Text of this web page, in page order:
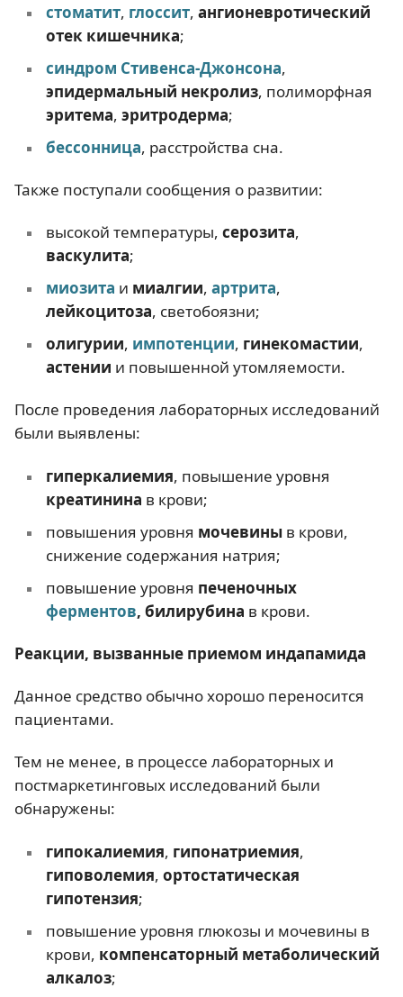
стоматит, глоссит, ангионевротический
отек кишечника;
синдром Стивенса-Джонсона,
эпидермальный некролиз, полиморфная
эритема, эритродерма;
бессонница, расстройства сна.
Также поступали сообщения о развитии:
высокой температуры, серозита,
васкулита;
миозита и миалгии, артрита,
лейкоцитоза, светобоязни;
олигурии, импотенции, гинекомастии,
астении и повышенной утомляемости.
После проведения лабораторных исследований
были выявлены:
гиперкалиемия, повышение уровня
креатинина в крови;
повышения уровня мочевиныв крови,
снижение содержания натрия;
повышение уровня печеночных
ферментов, билирубина в крови.
Реакции, вызванные приемом индапамида
Данное средство обычно хорошо переносится
пациентами.
Тем не менее, в процессе лабораторных и
постмаркетинговых исследований были
обнаружены:
гипокалиемия, гипонатриемия,
гиповолемия, ортостатическая
гипотензия;
повышение уровня глюкозы и мочевины в
крови, компенсаторный метаболический
алкалоз;